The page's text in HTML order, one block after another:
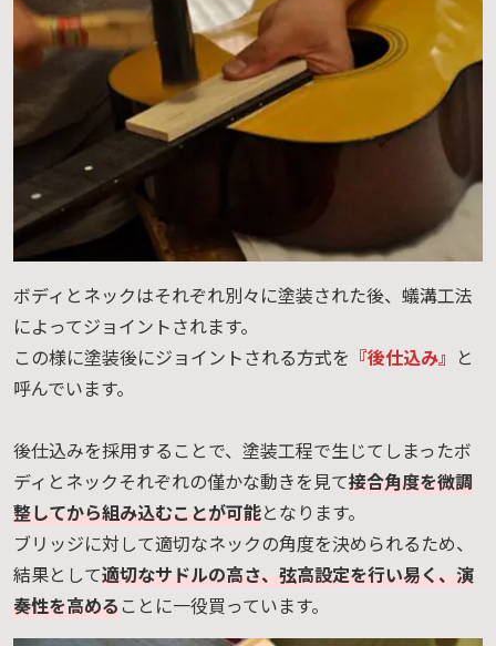
ボディとネックはそれぞれ別々に塗装された後、蟻溝工法
によってジョイントされます。
この様に塗装後にジョイントされる方式を 『後仕込み』 と
呼んでいます。
後仕込みを採用することで、塗装工程で生じてしまったボ
ディとネックそれぞれの僅かな動きを見て接合角度を微調
整してから組み込むことが可能となります。
ブリッジに対して適切なネックの角度を決められるため、
結果として適切なサドルの高さ、弦高設定を行い易く、演
奏性を高める ことに一役買っています。